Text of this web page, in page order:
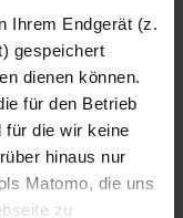
Ihrem Endgerät (z.
gespeichert
dienen können.
für den Betrieb
für die wir keine
hinaus nur
Matomo, die uns
zu
Lorenz